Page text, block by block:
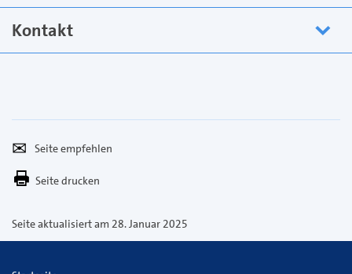
Kontakt
empfehlen
Per
E-
versenden
Seite drucken
Seite aktualisiert am 28. Januar 2025